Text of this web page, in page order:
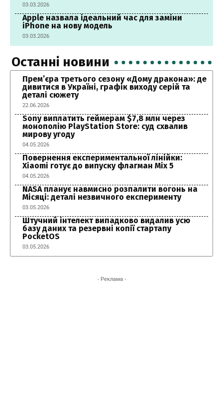
03.03.2026
Apple назвала ідеальний час для заміни
iPhone на нову модель
03.03.2026
Останні новини
Прем’єра третього сезону «Дому дракона»: де
дивитися в Україні, графік виходу серій та
деталі сюжету
22.06.2026
Sony виплатить геймерам $7,8 млн через
монополію PlayStation Store: суд схвалив
мирову угоду
04.05.2026
Повернення експериментальної лінійки:
Xiaomi готує до випуску флагман Mix 5
04.05.2026
NASA планує навмисно розпалити вогонь на
Місяці: деталі незвичного експерименту
03.05.2026
Штучний інтелект випадково видалив усю
базу даних та резервні копії стартапу
PocketOS
03.05.2026
- Реклама -